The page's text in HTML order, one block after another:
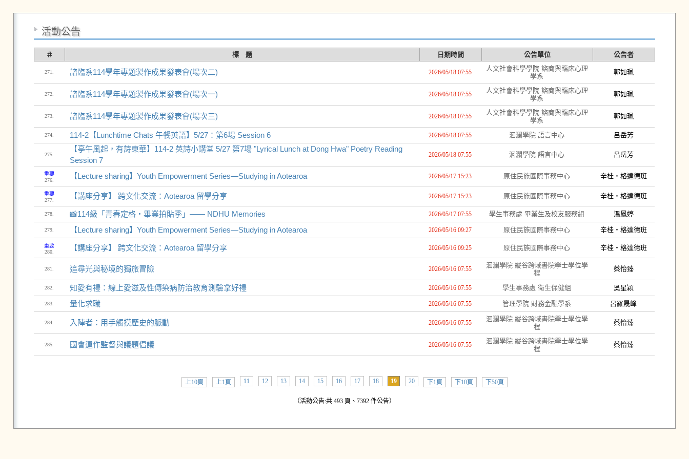
活動公告
＃ 標 題 日期時間 公告單位 公告者
271. 諮臨系114學年專題製作成果發表會(場次二) 2026/05/18 07:55
人文社會科學學院 諮商與臨床心理
學系
郭如珮
272. 諮臨系114學年專題製作成果發表會(場次一) 2026/05/18 07:55
人文社會科學學院 諮商與臨床心理
學系
郭如珮
273. 諮臨系114學年專題製作成果發表會(場次三) 2026/05/18 07:55
人文社會科學學院 諮商與臨床心理
學系
郭如珮
274. 114-2【Lunchtime Chats 午餐英語】5/27：第6場 Session 6 2026/05/18 07:55 洄瀾學院 語言中心 呂岳芳
275.
【亭午風起，有詩東華】114-2 英詩小講堂 5/27 第7場 "Lyrical Lunch at Dong Hwa" Poetry Reading
Session 7
2026/05/18 07:55 洄瀾學院 語言中心 呂岳芳
重要
276.
【Lecture sharing】Youth Empowerment Series—Studying in Aotearoa 2026/05/17 15:23 原住民族國際事務中心 辛桂・格達德班
重要
277.
【講座分享】 跨文化交流：Aotearoa 留學分享 2026/05/17 15:23 原住民族國際事務中心 辛桂・格達德班
278. 📸114級「青春定格・畢業拍貼季」—— NDHU Memories 2026/05/17 07:55 學生事務處 畢業生及校友服務組 溫鳳婷
279. 【Lecture sharing】Youth Empowerment Series—Studying in Aotearoa 2026/05/16 09:27 原住民族國際事務中心 辛桂・格達德班
重要
280.
【講座分享】 跨文化交流：Aotearoa 留學分享 2026/05/16 09:25 原住民族國際事務中心 辛桂・格達德班
281. 追尋光與秘境的獨旅冒險 2026/05/16 07:55
洄瀾學院 縱谷跨域書院學士學位學
程
蔡怡臻
282. 知愛有禮：線上愛滋及性傳染病防治教育測驗拿好禮 2026/05/16 07:55 學生事務處 衛生保健組 吳星穎
283. 量化求職 2026/05/16 07:55 管理學院 財務金融學系 呂羅晟峰
284. 入陣者：用手觸摸歷史的脈動 2026/05/16 07:55
洄瀾學院 縱谷跨域書院學士學位學
程
蔡怡臻
285. 國會運作監督與議題倡議 2026/05/16 07:55
洄瀾學院 縱谷跨域書院學士學位學
程
蔡怡臻
上10頁 上1頁 11 12 13 14 15 16 17 18 19 20 下1頁 下10頁 下50頁
（活動公告:共 493 頁、7392 件公告）